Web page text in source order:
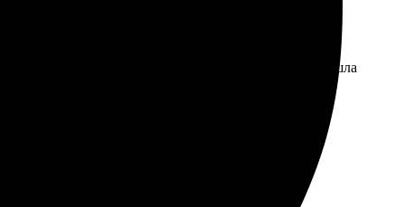
и удобно. Выбор дизайнов большой, так что нашла